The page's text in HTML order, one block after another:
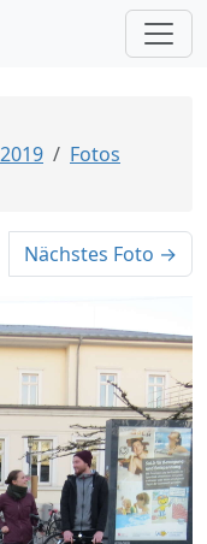
Fotos
Nächstes Foto →